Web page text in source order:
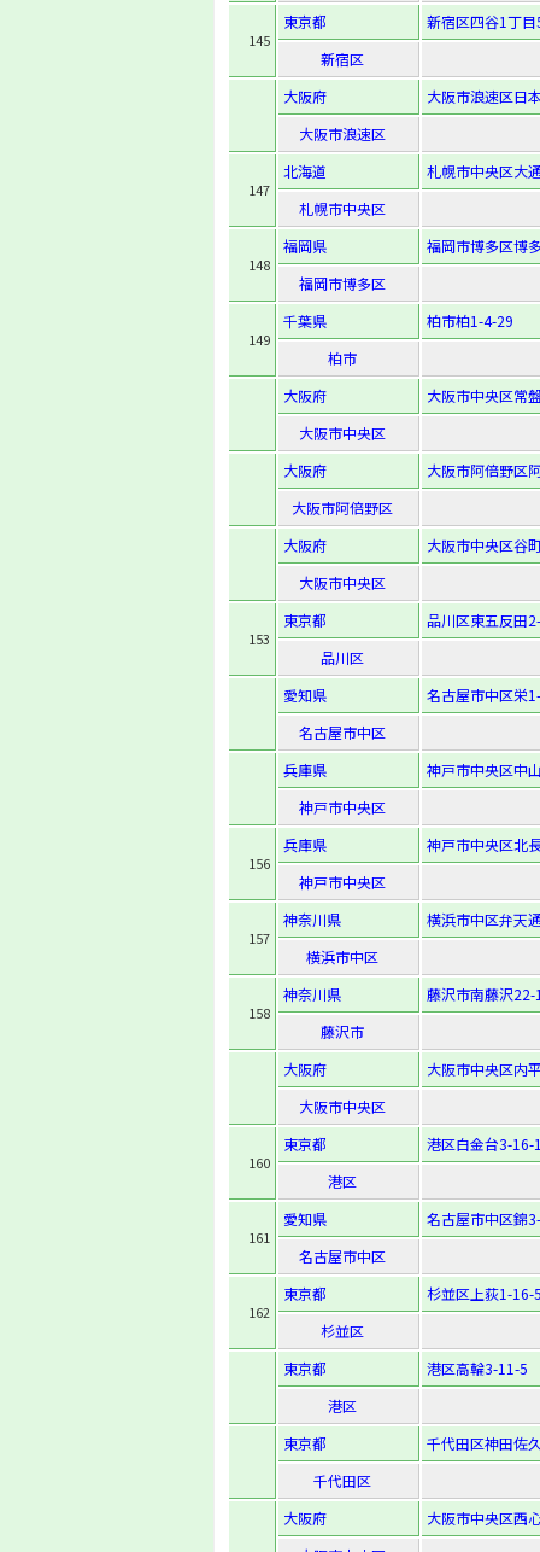
145
東京都
新宿区四谷1丁
新宿区
大阪府
大阪市浪速区日
大阪市浪速区
147
北海道
札幌市中央区大
札幌市中央区
148
福岡県
福岡市博多区博
福岡市博多区
149
千葉県
柏市柏1-4-29
柏市
大阪府
大阪市中央区常
大阪市中央区
大阪府
大阪市阿倍野区
大阪市阿倍野区
大阪府
大阪市中央区谷
大阪市中央区
153
東京都
品川区東五反田
品川区
愛知県
名古屋市中区栄
名古屋市中区
兵庫県
神戸市中央区中
神戸市中央区
156
兵庫県
神戸市中央区北
神戸市中央区
157
神奈川県
横浜市中区弁天
横浜市中区
158
神奈川県
藤沢市南藤沢22-
藤沢市
大阪府
大阪市中央区内
大阪市中央区
160
東京都
港区白金台3-16-
港区
161
愛知県
名古屋市中区錦
名古屋市中区
162
東京都
杉並区上荻1-16-
杉並区
東京都
港区高輪3-11-5
港区
東京都
千代田区神田佐
千代田区
大阪府
大阪市中央区西